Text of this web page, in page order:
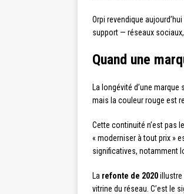
Orpi revendique
support — réseaux
Quand une
La longévité d’une
mais la couleur rouge est
Cette continuité n’est pas
« moderniser à tout prix »
significatives, notamment
La refonte de 2020illustre
vitrine du réseau. C’est le